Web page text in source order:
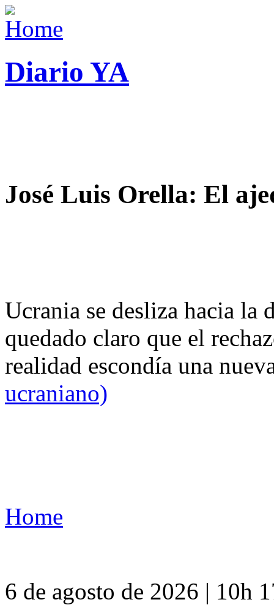
Diario YA
José Luis Orella: El
Ucrania se desliza hacia
quedado claro que el
realidad escondía una
ucraniano)
Home
6 de agosto de 2026 | 10h